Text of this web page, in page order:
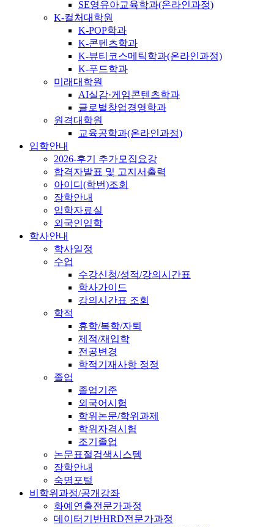
SE영유아교육학과(온라인과정)
K-컬처대학원
K-POP학과
K-콘텐츠학과
K-뷰티코스메틱학과(온라인과정)
K-푸드학과
미래대학원
AI실감·게임콘텐츠학과
글로벌창업경영학과
원격대학원
교육공학과(온라인과정)
입학안내
2026-후기 추가모집요강
합격자발표 및 고지서출력
아이디(학번)조회
장학안내
입학자료실
외국인입학
학사안내
학사일정
수업
수강신청/성적/강의시간표
학사가이드
강의시간표 조회
학적
휴학/복학/자퇴
제적/재입학
전공변경
학적기재사항 정정
졸업
졸업기준
외국어시험
학위논문/학위과제
학위자격시험
조기졸업
논문표절검색시스템
장학안내
숙명포털
비학위과정/공개강좌
화예연출전문가과정
데이터기반HRD전문가과정